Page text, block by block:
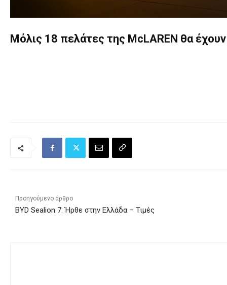
Μόλις 18 πελάτες της McLAREN θα
Προηγούμενο άρθρο
BYD Sealion 7: Ήρθε στην Ελλάδα – Τιμές